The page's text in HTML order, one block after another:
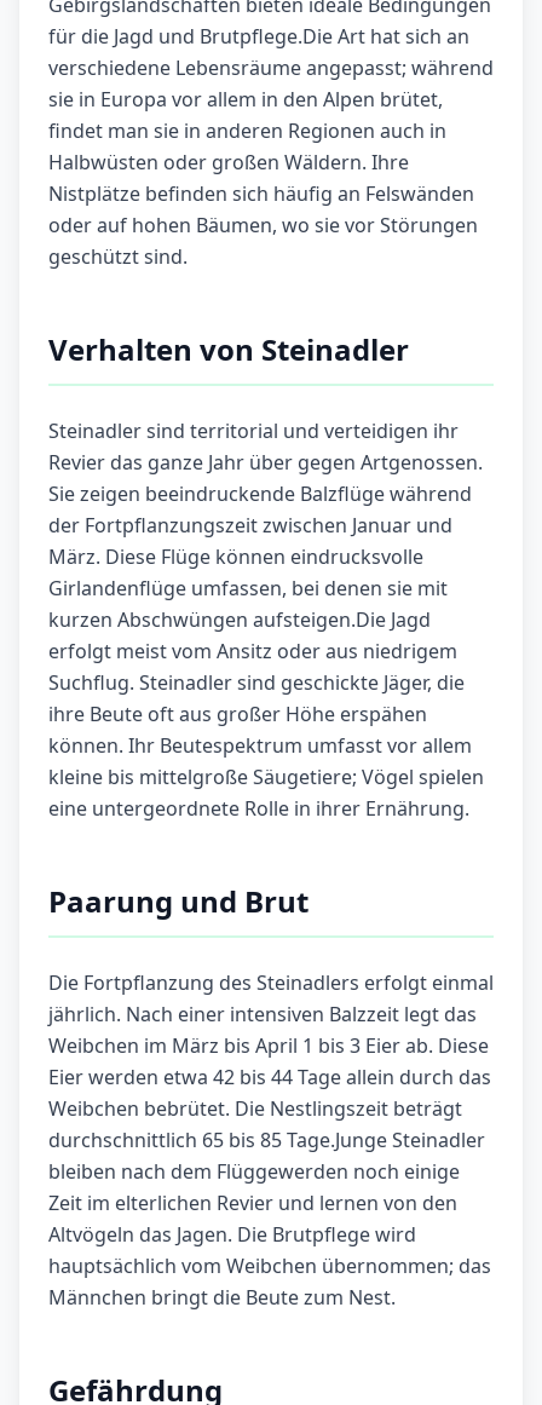
für die Jagd und Brutpflege.Die Art hat sich an
verschiedene Lebensräume angepasst; während
sie in Europa vor allem in den Alpen brütet,
findet man sie in anderen Regionen auch in
Halbwüsten oder großen Wäldern. Ihre
Nistplätze befinden sich häufig an Felswänden
oder auf hohen Bäumen, wo sie vor Störungen
geschützt sind.
Verhalten von Steinadler
Steinadler sind territorial und verteidigen ihr
Revier das ganze Jahr über gegen Artgenossen.
Sie zeigen beeindruckende Balzflüge während
der Fortpflanzungszeit zwischen Januar und
März. Diese Flüge können eindrucksvolle
Girlandenflüge umfassen, bei denen sie mit
kurzen Abschwüngen aufsteigen.Die Jagd
erfolgt meist vom Ansitz oder aus niedrigem
Suchflug. Steinadler sind geschickte Jäger, die
ihre Beute oft aus großer Höhe erspähen
können. Ihr Beutespektrum umfasst vor allem
kleine bis mittelgroße Säugetiere; Vögel spielen
eine untergeordnete Rolle in ihrer Ernährung.
Paarung und Brut
Die Fortpflanzung des Steinadlers erfolgt einmal
jährlich. Nach einer intensiven Balzzeit legt das
Weibchen im März bis April 1 bis 3 Eier ab. Diese
Eier werden etwa 42 bis 44 Tage allein durch das
Weibchen bebrütet. Die Nestlingszeit beträgt
durchschnittlich 65 bis 85 Tage.Junge Steinadler
bleiben nach dem Flüggewerden noch einige
Zeit im elterlichen Revier und lernen von den
Altvögeln das Jagen. Die Brutpflege wird
hauptsächlich vom Weibchen übernommen; das
Männchen bringt die Beute zum Nest.
Gefährdung